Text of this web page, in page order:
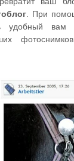
. При
удобный вам